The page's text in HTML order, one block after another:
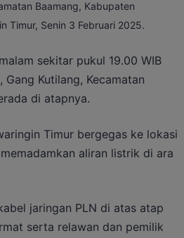
Baamang, Kabupaten
Timur, Senin 3 Februari 2025.
sekitar pukul 19.00 WIB
Kutilang, Kecamatan
di atapnya.
Timur bergegas ke lokasi
aliran listrik di ara
jaringan PLN di atas atap
serta relawan dan pemilik